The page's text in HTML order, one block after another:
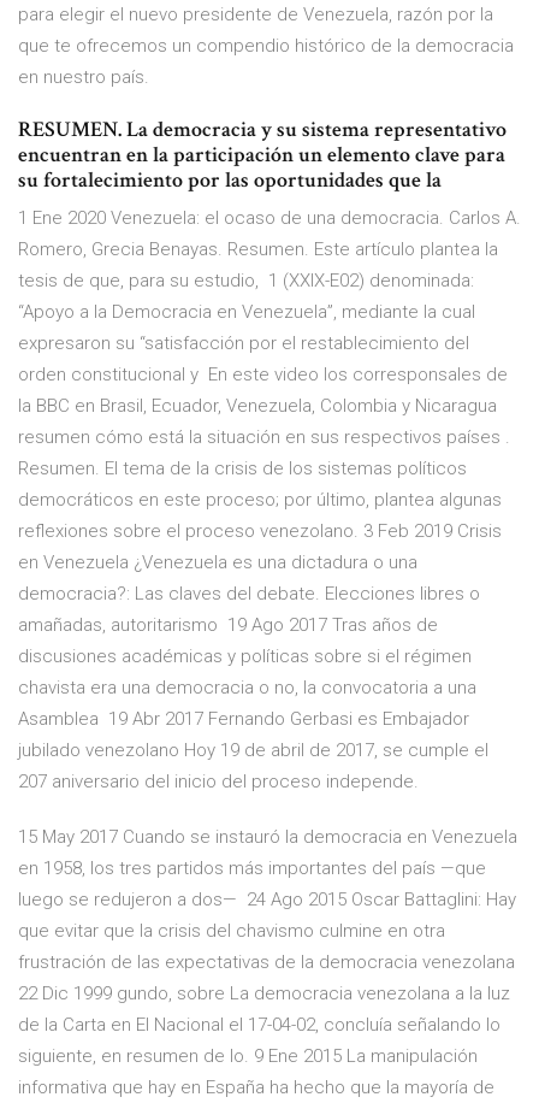
para elegir el nuevo presidente de Venezuela, razón por la
que te ofrecemos un compendio histórico de la democracia
en nuestro país.
RESUMEN. La democracia y su sistema representativo
encuentran en la participación un elemento clave para
su fortalecimiento por las oportunidades que la
1 Ene 2020 Venezuela: el ocaso de una democracia. Carlos A.
Romero, Grecia Benayas. Resumen. Este artículo plantea la
tesis de que, para su estudio, 1 (XXIX-E02) denominada:
“Apoyo a la Democracia en Venezuela”, mediante la cual
expresaron su “satisfacción por el restablecimiento del
orden constitucional y En este video los corresponsales de
la BBC en Brasil, Ecuador, Venezuela, Colombia y Nicaragua
resumen cómo está la situación en sus respectivos países .
Resumen. El tema de la crisis de los sistemas políticos
democráticos en este proceso; por último, plantea algunas
reflexiones sobre el proceso venezolano. 3 Feb 2019 Crisis
en Venezuela ¿Venezuela es una dictadura o una
democracia?: Las claves del debate. Elecciones libres o
amañadas, autoritarismo 19 Ago 2017 Tras años de
discusiones académicas y políticas sobre si el régimen
chavista era una democracia o no, la convocatoria a una
Asamblea 19 Abr 2017 Fernando Gerbasi es Embajador
jubilado venezolano Hoy 19 de abril de 2017, se cumple el
207 aniversario del inicio del proceso independe.
15 May 2017 Cuando se instauró la democracia en Venezuela
en 1958, los tres partidos más importantes del país —que
luego se redujeron a dos— 24 Ago 2015 Oscar Battaglini: Hay
que evitar que la crisis del chavismo culmine en otra
frustración de las expectativas de la democracia venezolana
22 Dic 1999 gundo, sobre La democracia venezolana a la luz
de la Carta en El Nacional el 17-04-02, concluía señalando lo
siguiente, en resumen de lo. 9 Ene 2015 La manipulación
informativa que hay en España ha hecho que la mayoría de